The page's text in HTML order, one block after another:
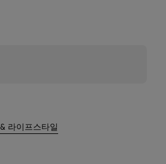
라이프스타일